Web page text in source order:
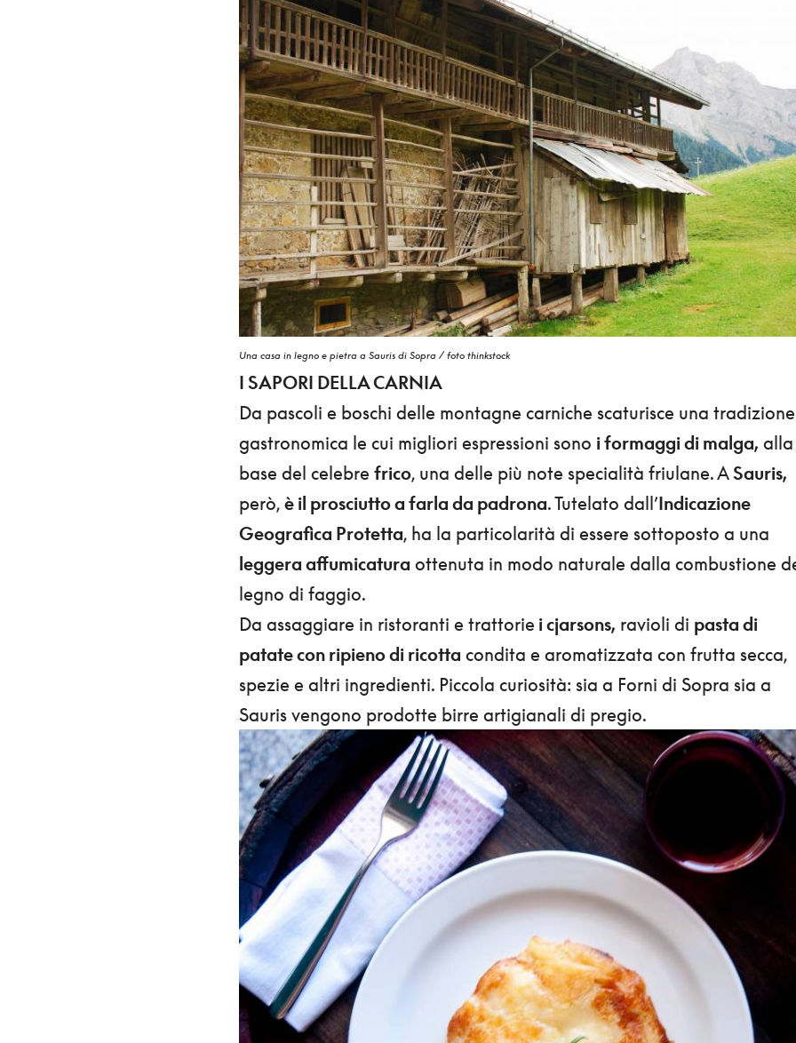
Una casa in legno e pietra a Sauris di Sopra / foto thinkstock
I SAPORI DELLA CARNIA
Da pascoli e boschi delle montagne carniche scaturisce una tradizione
gastronomica le cui migliori espressioni sono i formaggi di malga, alla
base del celebre frico, una delle più note specialità friulane. ASauris,
però, è il prosciutto a farla da padrona. Tutelato dall’Indicazione
Geografica Protetta, ha la particolarità di essere sottoposto a una
leggera affumicatura ottenuta in modo naturale dalla combustione
legno di faggio.
Da assaggiare in ristoranti e trattorie i cjarsons, ravioli di pasta di
patate con ripieno di ricotta condita e aromatizzata con frutta secca,
spezie e altri ingredienti. Piccola curiosità: sia a Forni di Sopra sia a
Sauris vengono prodotte birre artigianali di pregio.